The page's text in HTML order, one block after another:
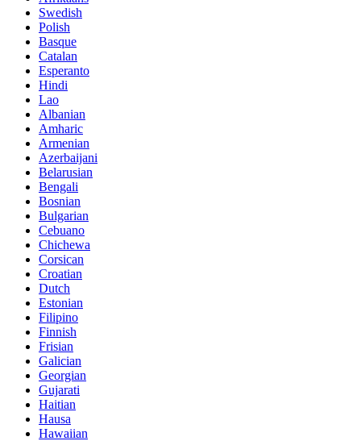
Swedish
Polish
Basque
Catalan
Esperanto
Hindi
Lao
Albanian
Amharic
Armenian
Azerbaijani
Belarusian
Bengali
Bosnian
Bulgarian
Cebuano
Chichewa
Corsican
Croatian
Dutch
Estonian
Filipino
Finnish
Frisian
Galician
Georgian
Gujarati
Haitian
Hausa
Hawaiian